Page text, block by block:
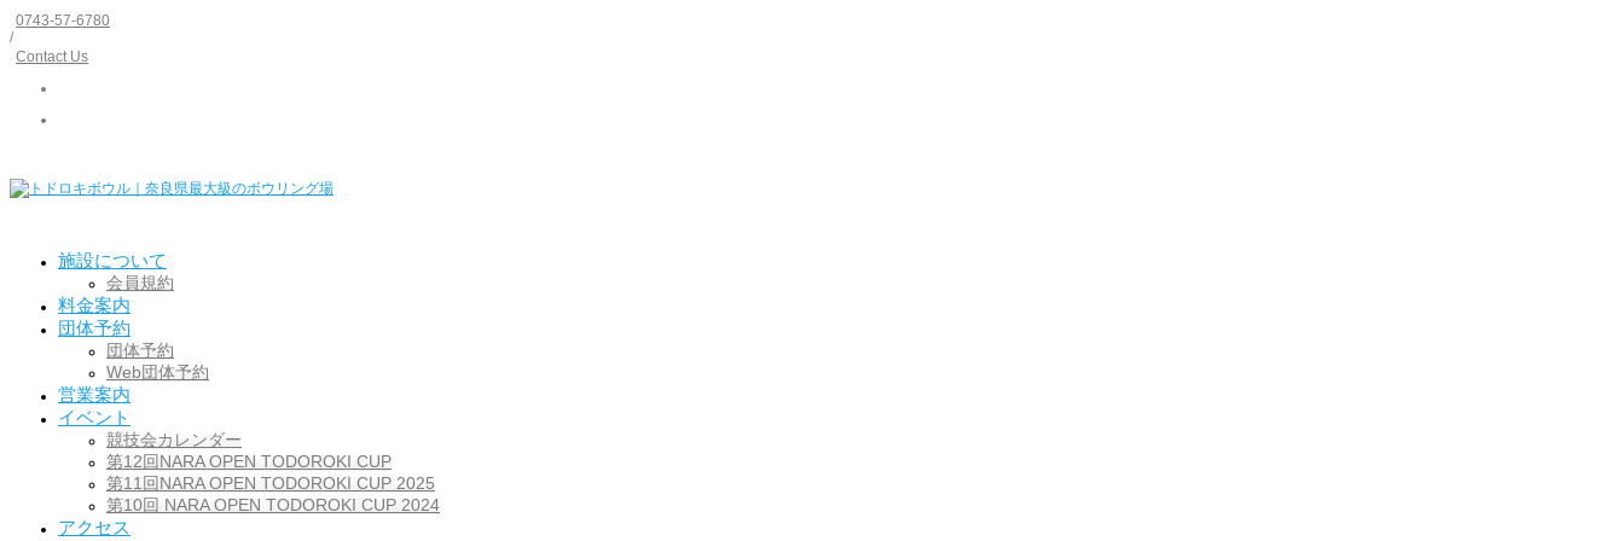
0743-57-6780
/
Contact Us
施設について
会員規約
料金案内
団体予約
団体予約
Web団体予約
営業案内
イベント
競技会カレンダー
第12回NARA OPEN TODOROKI CUP
第11回NARA OPEN TODOROKI CUP 2025
第10回 NARA OPEN TODOROKI CUP 2024
アクセス